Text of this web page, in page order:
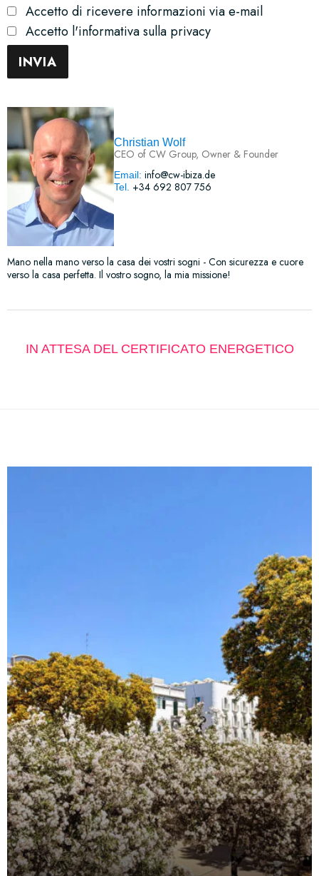
Accetto di ricevere informazioni via e-mail
Accetto l'informativa sulla privacy
Christian Wolf
CEO of CW Group, Owner & Founder
Email: info@cw-ibiza.de
Tel. +34 692 807 756
Mano nella mano verso la casa dei vostri sogni - Con sicurezza e cuore
verso la casa perfetta. Il vostro sogno, la mia missione!
IN ATTESA DEL CERTIFICATO ENERGETICO